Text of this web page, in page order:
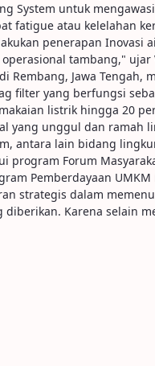
System untuk
fatigue atau kelelahan
penerapan
tambang," ujar
Rembang, Jawa
filter yang berfungsi
listrik hingga 20
yang unggul dan ramah
antara lain bidang
program Forum
Pemberdayaan
strategis dalam
Karena selain